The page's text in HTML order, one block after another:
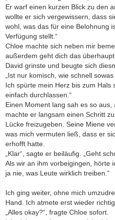
Er warf einen kurzen Blick zu den
wollte er sich vergewissern, dass
wohl, was das für eine Belohnung
Verfügung stellt.“
Chloe machte sich neben mir
außerdem geht dich das überhaupt
David grinste und beugte sich
„Ist nur komisch, wie schnell
Ich spürte mein Herz bis zum Hals
einfach durchlassen.“
Einen Moment lang sah es so
machte er langsam einen Schritt
Lücke freizugeben. Seine Miene
was mich vermuten ließ, dass er
erhofft hatte.
„Klar“, sagte er beiläufig. „Geht
Als wir an ihm vorbeigingen, hörte
ja nie, was Leute wirklich treiben.“
Ich ging weiter, ohne mich
Hand. Ich atmete erst wieder
„Alles okay?“, fragte Chloe sofort.